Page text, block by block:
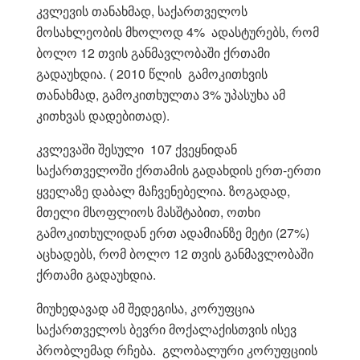
კვლევის თანახმად, საქართველოს
მოსახლეობის მხოლოდ 4% ადასტურებს, რომ
ბოლო 12 თვის განმავლობაში ქრთამი
გადაუხდია. ( 2010 წლის გამოკითხვის
თანახმად, გამოკითხულთა 3% უპასუხა ამ
კითხვას დადებითად).
კვლევაში შესული 107 ქვეყნიდან
საქართველოში ქრთამის გადახდის ერთ-ერთი
ყველაზე დაბალ მაჩვენებელია. ზოგადად,
მთელი მსოფლიოს მასშტაბით, ოთხი
გამოკითხულიდან ერთ ადამიანზე მეტი (27%)
აცხადებს, რომ ბოლო 12 თვის განმავლობაში
ქრთამი გადაუხდია.
მიუხედავად ამ შედეგისა, კორუფცია
საქართველოს ბევრი მოქალაქისთვის ისევ
პრობლემად რჩება. გლობალური კორუფციის